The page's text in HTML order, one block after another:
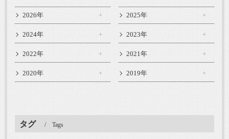
2026年 2025年
2024年 2023年
2022年 2021年
2020年 2019年
タグ Tags